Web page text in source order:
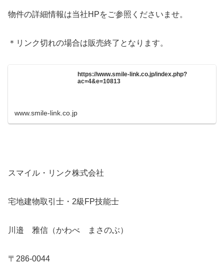
物件の詳細情報は当社HPをご参照くださいませ。
＊リンク切れの場合は販売終了となります。
https://www.smile-link.co.jp/index.php?
ac=4&e=10813
www.smile-link.co.jp
スマイル・リンク株式会社
宅地建物取引士・2級FP技能士
川邉 雅信（かわべ まさのぶ）
〒286-0044